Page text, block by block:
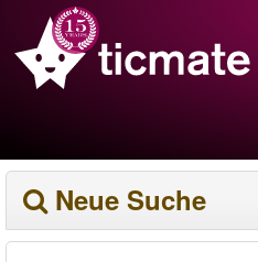
Neue Suche